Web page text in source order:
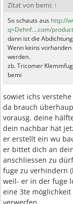
Zitat von bemi: ↑
So schauts aus http://
q=Dehnf....com/
dann ist die
Wenn keins
werden.
zb. Tricomer
bemi
sowiet ichs
da brauch
vorausg. deine
dein nachbar hat
er erstellt ein wu
er bittet dich an
anschliessen zu
fuge zu verhindern
weil- er in der fuge
eine 3te